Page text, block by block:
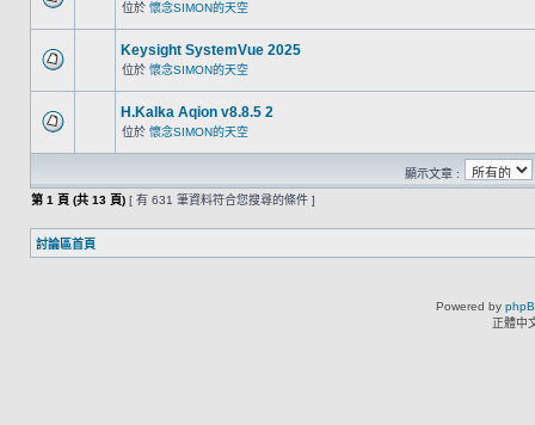
位於 懷念SIMON的天空
Keysight SystemVue 2025
位於 懷念SIMON的天空
H.Kalka Aqion v8.8.5 2
位於 懷念SIMON的天空
顯示文章 :
第 1 頁 (共 13 頁) [ 有 631 筆資料符合您搜尋的條件 ]
討論區首頁
Powered by
正體中